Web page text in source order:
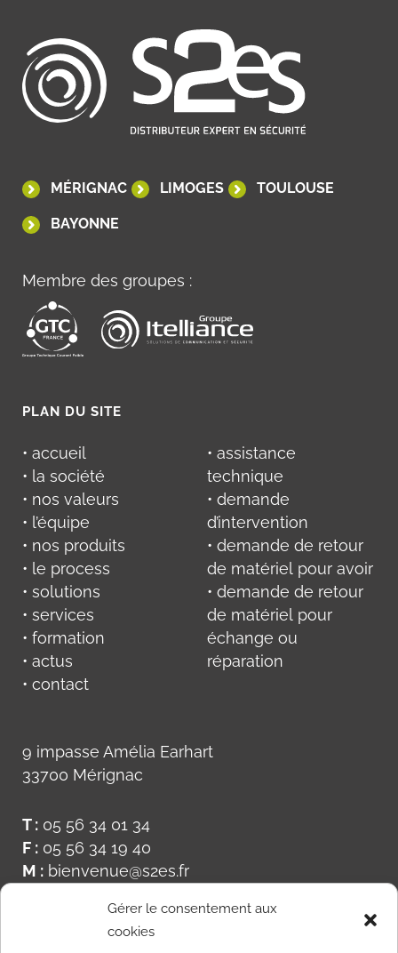
Gérer le consentement aux
cookies
MÉRIGNAC LIMOGES TOULOUSE
BAYONNE
Membre des groupes :
PLAN DU SITE
• accueil
• la société
• nos valeurs
• l’équipe
• nos produits
• le process
• solutions
• services
• formation
• actus
• contact
• assistance
technique
• demande
d’intervention
• demande de retour
de matériel pour avoir
• demande de retour
de matériel pour
échange ou
réparation
9 impasse Amélia Earhart
33700 Mérignac
T : 05 56 34 01 34
F : 05 56 34 19 40
M : bienvenue@s2es.fr